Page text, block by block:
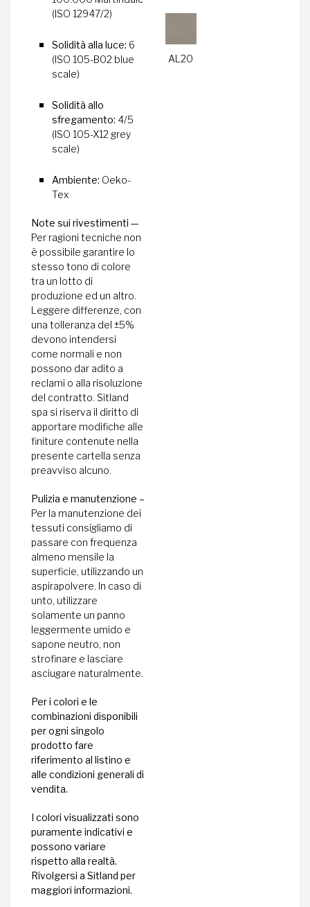
(ISO 12947/2)
Solidità alla luce: 6
(ISO 105-B02 blue
scale)
Solidità allo
sfregamento: 4/5
(ISO 105-X12 grey
scale)
Ambiente: Oeko-
Tex
Note sui rivestimenti —
Per ragioni tecniche non
è possibile garantire lo
stesso tono di colore
tra un lotto di
produzione ed un altro.
Leggere differenze, con
una tolleranza del ±5%
devono intendersi
come normali e non
possono dar adito a
reclami o alla risoluzione
del contratto. Sitland
spa si riserva il diritto di
apportare modifiche alle
finiture contenute nella
presente cartella senza
preavviso alcuno.
Pulizia e manutenzione –
Per la manutenzione dei
tessuti consigliamo di
passare con frequenza
almeno mensile la
superficie, utilizzando un
aspirapolvere. In caso di
unto, utilizzare
solamente un panno
leggermente umido e
sapone neutro, non
strofinare e lasciare
asciugare naturalmente.
Per i colori e le
combinazioni disponibili
per ogni singolo
prodotto fare
riferimento al listino e
alle condizioni generali di
vendita.
I colori visualizzati sono
puramente indicativi e
possono variare
rispetto alla realtà.
Rivolgersi a Sitland per
maggiori informazioni.
AL20